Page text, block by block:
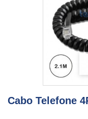
Cabo Telefone